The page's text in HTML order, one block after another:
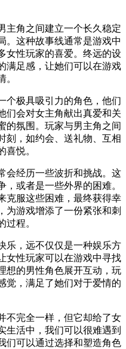
主角之间建立一个长久稳定
。这种故事线通常是游戏中
女性玩家的喜爱。终远的设
满足感，让她们可以在游戏
。
个极具吸引力的角色，他们
们会对女主角献出真爱和关
的氛围。玩家与男主角之间
刻，如约会、送礼物、互相
喜悦。
会经历一些波折和挑战。这
或者是一些外界的困难。
克服这些困难，最终获得幸
为游戏增添了一份紧张和刺
过程。
乐，远不仅仅是一种娱乐方
女性玩家可以在游戏中寻找
想的男性角色展开互动，玩
觉，满足了她们对于爱情的
不完全一样，但它却给了女
生活中，我们可以很难遇到
们可以通过选择和塑造角色